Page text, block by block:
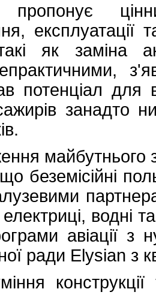
пропонує
експлуатації
як заміна
потенціал
занадто
майбутнього
беземісійні
водні
авіації
ради Elysian з